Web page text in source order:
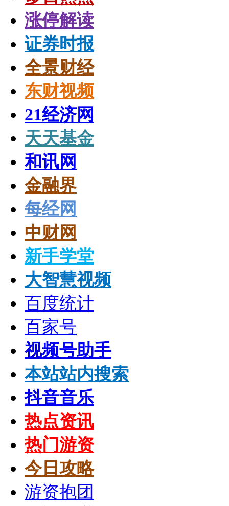
涨停解读
证券时报
全景财经
东财视频
21经济网
天天基金
和讯网
金融界
每经网
中财网
新手学堂
大智慧视频
百度统计
百家号
视频号助手
本站站内搜索
抖音音乐
热点资讯
热门游资
今日攻略
游资抱团